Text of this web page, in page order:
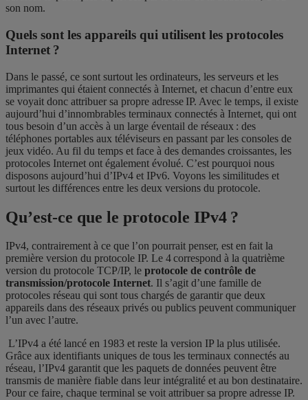
son nom.
Quels sont les appareils qui utilisent les protocoles
Internet ?
Dans le passé, ce sont surtout les ordinateurs, les serveurs et les
imprimantes qui étaient connectés à Internet, et chacun d’entre eux
se voyait donc attribuer sa propre adresse IP. Avec le temps, il existe
aujourd’hui d’innombrables terminaux connectés à Internet, qui ont
tous besoin d’un accès à un large éventail de réseaux : des
téléphones portables aux téléviseurs en passant par les consoles de
jeux vidéo. Au fil du temps et face à des demandes croissantes, les
protocoles Internet ont également évolué. C’est pourquoi nous
disposons aujourd’hui d’IPv4 et IPv6. Voyons les similitudes et
surtout les différences entre les deux versions du protocole.
Qu’est-ce que le protocole IPv4 ?
IPv4, contrairement à ce que l’on pourrait penser, est en fait la
première version du protocole IP. Le 4 correspond à la quatrième
version du protocole TCP/IP, le protocole de contrôle de
transmission/protocole Internet. Il s’agit d’une famille de
protocoles réseau qui sont tous chargés de garantir que deux
appareils dans des réseaux privés ou publics peuvent communiquer
l’un avec l’autre.
L’IPv4 a été lancé en 1983 et reste la version IP la plus utilisée.
Grâce aux identifiants uniques de tous les terminaux connectés au
réseau, l’IPv4 garantit que les paquets de données peuvent être
transmis de manière fiable dans leur intégralité et au bon destinataire.
Pour ce faire, chaque terminal se voit attribuer sa propre adresse IP.